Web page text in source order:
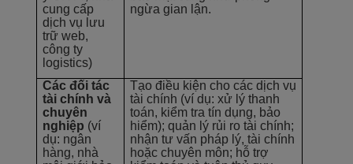
cung cấp
dịch vụ lưu
trữ web,
công ty
logistics)
ngừa gian lận.
Các đối tác
tài chính và
chuyên
nghiệp (ví
dụ: ngân
hàng, nhà
Tạo điều kiện cho các dịch vụ
tài chính (ví dụ: xử lý thanh
toán, kiểm tra tín dụng, bảo
hiểm); quản lý rủi ro tài chính;
nhận tư vấn pháp lý, tài chính
hoặc chuyên môn; hỗ trợ